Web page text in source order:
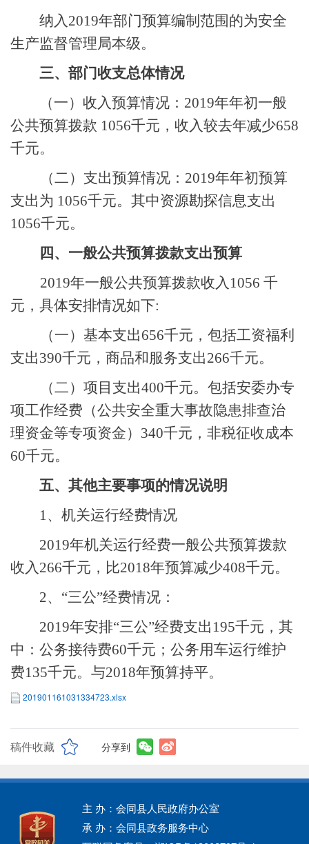
纳入 2019年部门预算编制范围的为安全
生产监督管理局本级。
三、部门收支总体情况
（一）收入预算情况： 2019年年初一般
公共预算拨款 1056千元，收入较去年减少658
千元。
（二）支出预算情况： 2019年年初预算
支出为 1056千元。其中资源勘探信息支出
1056千元。
四、一般公共预算拨款支出预算
2019年一般公共预算拨款收入1056 千
元，具体安排情况如下:
（一）基本支出656千元，包括工资福利
支出390千元，商品和服务支出266千元。
（二）项目支出400千元。包括安委办专
项工作经费（公共安全重大事故隐患排查治
理资金等专项资金）340千元，非税征收成本
60千元。
五、其他主要事项的情况说明
1、机关运行经费情况
2019年机关运行经费一般公共预算拨款
收入266千元，比2018年预算减少408千元。
2、“三公”经费情况：
2019年安排“三公”经费支出195千元，其
中：公务接待费60千元；公务用车运行维护
费135千元。与2018年预算持平。
201901161031334723.xlsx
稿件收藏 分享到
主 办：会同县人民政府办公室
承 办：会同县政务服务中心